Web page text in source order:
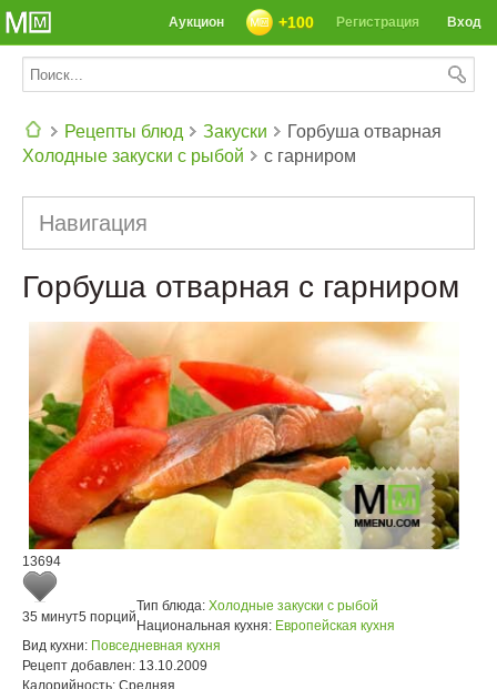
Вход
Регистрация
+100
Аукцион
Рецепты блюд
Закуски
Холодные закуски с рыбой
Горбуша отварная
с гарниром
Навигация
Горбуша отварная с гарниром
13694
35 минут5 порций
Тип блюда: Холодные закуски с рыбой
Национальная кухня: Европейская кухня
Вид кухни: Повседневная кухня
Рецепт добавлен: 13.10.2009